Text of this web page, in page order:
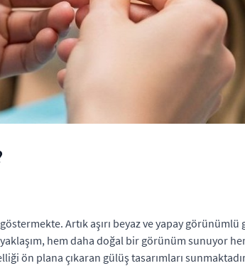
Artık aşırı beyaz ve yapay
hem daha doğal bir görünüm sunuyor hem
ön plana çıkaran gülüş tasarımları